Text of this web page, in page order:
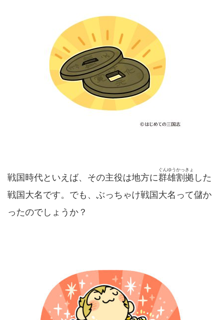
戦国時代といえば、その主役は地方に群雄割拠
ぐんゆうかっきょ
した
戦国大名です。でも、ぶっちゃけ戦国大名って儲か
ったのでしょうか？